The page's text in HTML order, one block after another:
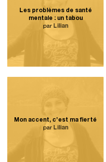
Les problèmes de santé
mentale : un tabou
par Lilian
Mon accent, c’est ma fierté
par Lilian